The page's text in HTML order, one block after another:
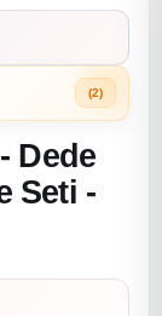
(2)
Dede
Seti -